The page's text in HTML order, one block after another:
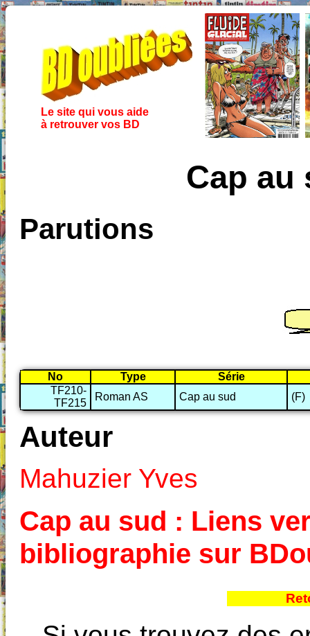
Le site qui vous aide
à retrouver vos BD
Cap au
Parutions
No Type
Série
TF210-
TF215
Roman AS Cap au sud (F)
Auteur
Mahuzier Yves
Cap au sud : Liens
bibliographie sur